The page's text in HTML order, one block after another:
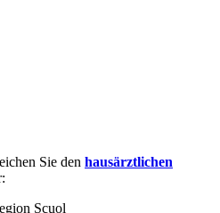
Sie den hausärztlichen
Scuol